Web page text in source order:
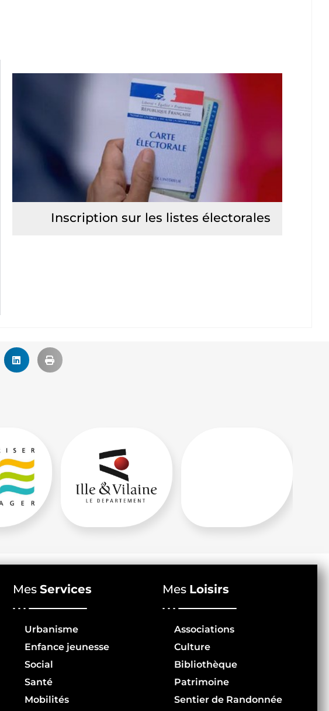
Inscription sur les listes électorales
MesServices
Urbanisme
Enfance jeunesse
Social
Santé
Mobilités
Mes Loisirs
Associations
Culture
Bibliothèque
Patrimoine
Sentier de Randonnée